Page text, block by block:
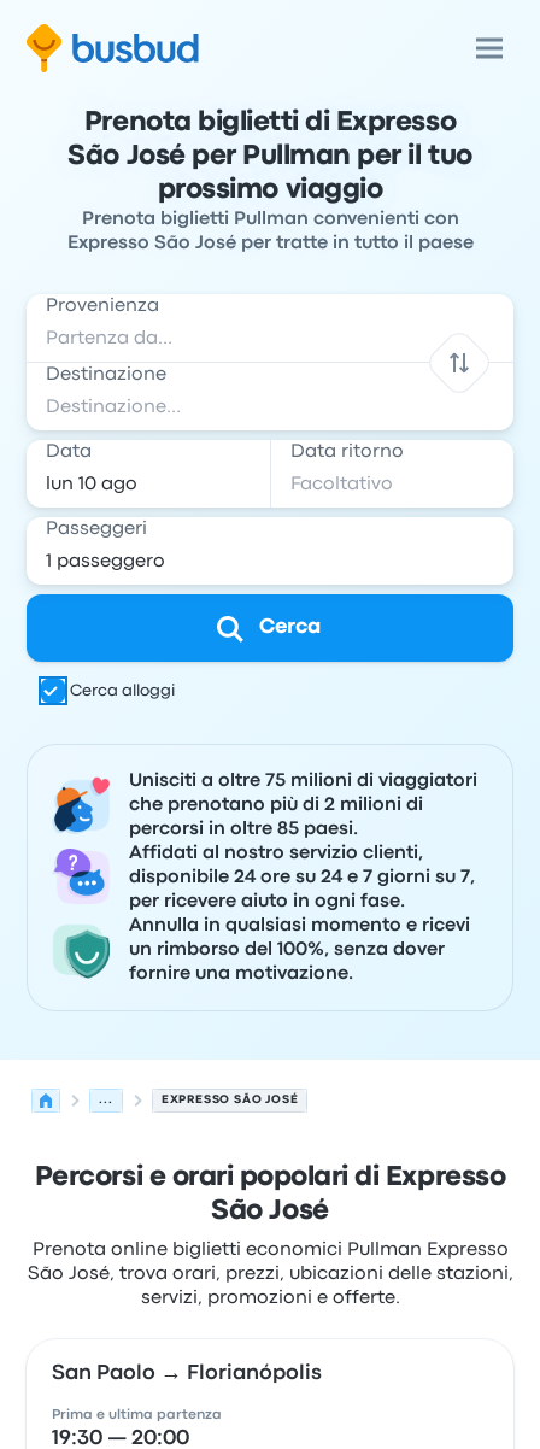
Prenota biglietti di Expresso
São José per Pullman per il tuo
prossimo viaggio
Prenota biglietti Pullman convenienti con
Expresso São José per tratte in tutto il paese
Provenienza
Destinazione
Data Data ritorno
Passeggeri
Cerca
Cerca alloggi
Unisciti a oltre 75 milioni di viaggiatori
che prenotano più di 2 milioni di
percorsi in oltre 85 paesi.
Affidati al nostro servizio clienti,
disponibile 24 ore su 24 e 7 giorni su 7,
per ricevere aiuto in ogni fase.
Annulla in qualsiasi momento e ricevi
un rimborso del 100%, senza dover
fornire una motivazione.
... EXPRESSO SÃO JOSÉ
Percorsi e orari popolari di Expresso
São José
Prenota online biglietti economici Pullman Expresso
São José, trova orari, prezzi, ubicazioni delle stazioni,
servizi, promozioni e offerte.
San Paolo → Florianópolis
Prima e ultima partenza
19:30 — 20:00